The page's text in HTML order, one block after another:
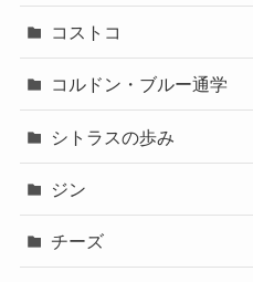
コストコ
コルドン・ブルー通学
シトラスの歩み
ジン
チーズ